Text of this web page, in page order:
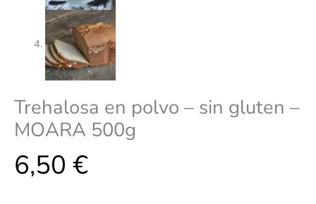
Trehalosa en polvo – sin gluten –
MOARA 500g
6,50 €